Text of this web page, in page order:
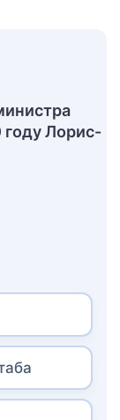
году Лорис-